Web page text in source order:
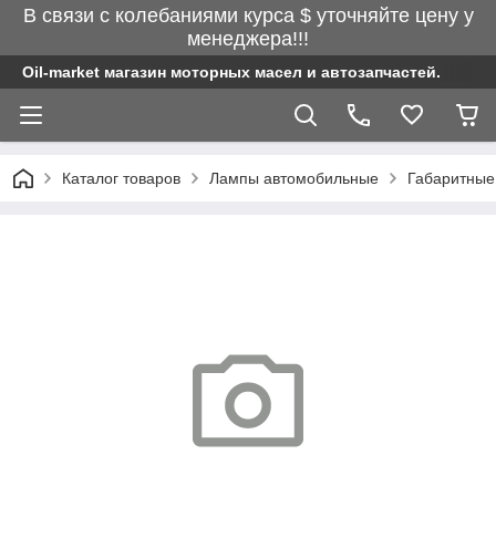
В связи с колебаниями курса $ уточняйте цену у
менеджера!!!
Oil-market магазин моторных масел и автозапчастей.
Каталог товаров Лампы автомобильные